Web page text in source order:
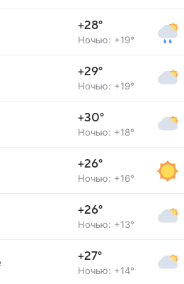
+28°
Ночью: +19°
+29°
Ночью: +19°
+30°
Ночью: +18°
+26°
Ночью: +16°
+26°
Ночью: +13°
+27°
Ночью: +14°